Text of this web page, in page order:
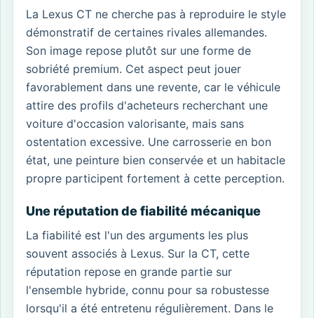
La Lexus CT ne cherche pas à reproduire le style
démonstratif de certaines rivales allemandes.
Son image repose plutôt sur une forme de
sobriété premium. Cet aspect peut jouer
favorablement dans une revente, car le véhicule
attire des profils d'acheteurs recherchant une
voiture d'occasion valorisante, mais sans
ostentation excessive. Une carrosserie en bon
état, une peinture bien conservée et un habitacle
propre participent fortement à cette perception.
Une réputation de fiabilité mécanique
La fiabilité est l'un des arguments les plus
souvent associés à Lexus. Sur la CT, cette
réputation repose en grande partie sur
l'ensemble hybride, connu pour sa robustesse
lorsqu'il a été entretenu régulièrement. Dans le